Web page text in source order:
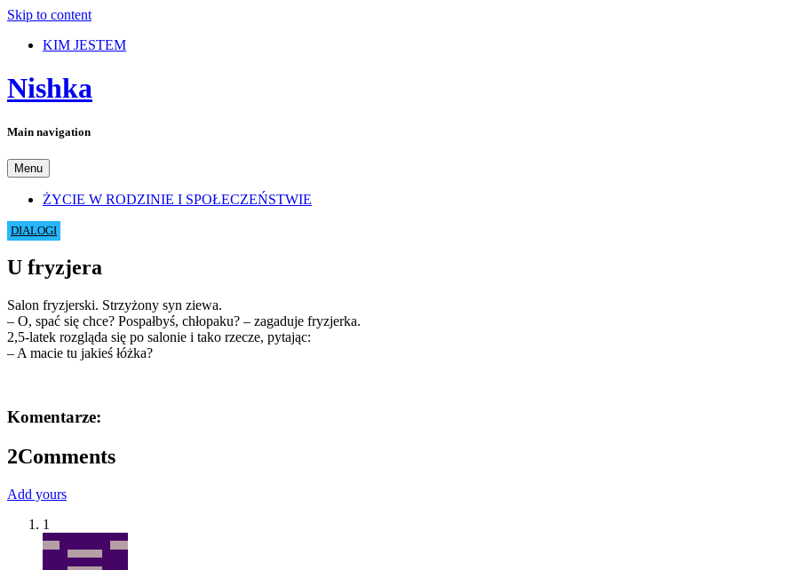
Skip to content
KIM JESTEM
Nishka
Main navigation
Menu
ŻYCIE W RODZINIE I SPOŁECZEŃSTWIE
DIALOGI
U fryzjera
Salon fryzjerski. Strzyżony syn ziewa.
– O, spać się chce? Pospałbyś, chłopaku? – zagaduje fryzjerka.
2,5-latek rozgląda się po salonie i tako rzecze, pytając:
– A macie tu jakieś łóżka?
Komentarze:
2Comments
Add yours
1